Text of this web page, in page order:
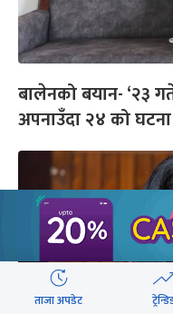
बालेनको बयान- ‘२३
अपनाउँदा २४ को
ताजा अपडेट